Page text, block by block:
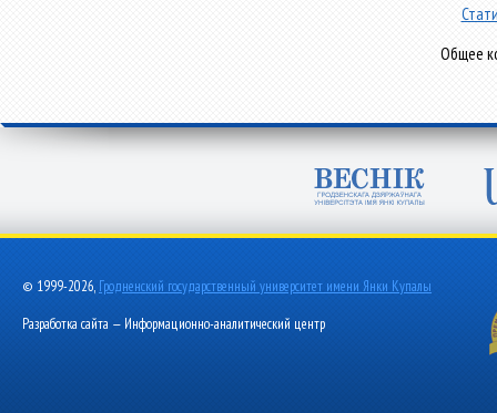
Общее
© 1999-2026, Гродненский государственный университет имени Янки Купалы
Разработка сайта — Информационно-аналитический центр